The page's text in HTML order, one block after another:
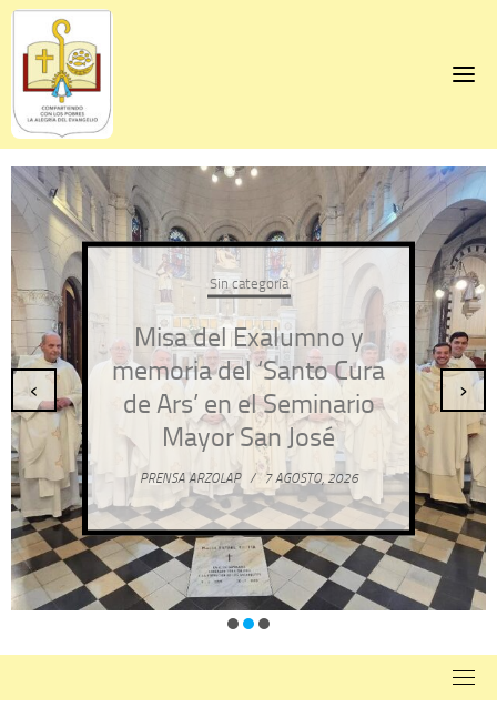
Skip
content
Sin categoría
Misa del Exalumno y
memoria del ‘Santo Cura
de Ars’ en el Seminario
Mayor San José
PRENSA ARZOLAP / 7 AGOSTO, 2026
‹ ›